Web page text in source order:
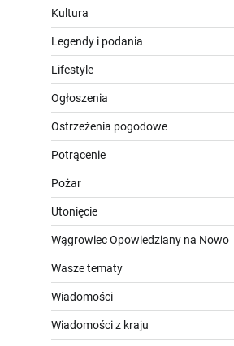
Kultura
Legendy i podania
Lifestyle
Ogłoszenia
Ostrzeżenia pogodowe
Potrącenie
Pożar
Utonięcie
Wągrowiec Opowiedziany na Nowo
Wasze tematy
Wiadomości
Wiadomości z kraju